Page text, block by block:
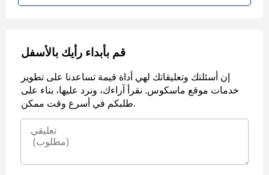
قم بأبداء رأيك بالأسفل
إن أسئلتك وتعليقاتك لهي أداة قيمة تساعدنا على تطوير
خدمات موقع ماسكوس. نقرأ آراءك، ونرد عليها، بناء على
طلبكم في أسرع وقت ممكن.